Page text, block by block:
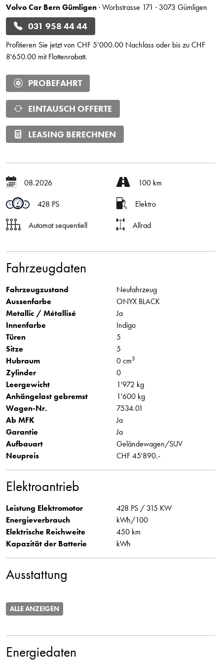
Volvo Car Bern Gümligen· Worbstrasse 171 · 3073 Gümligen
031 958 44 44
Profitieren Sie jetzt von CHF 5’000.00 Nachlass oder bis zu CHF
8'650.00 mit Flottenrabatt.
PROBEFAHRT
EINTAUSCH OFFERTE
LEASING BERECHNEN
08.2026 100 km
428 PS Elektro
Automat sequentiell Allrad
Fahrzeugdaten
Fahrzeugzustand
Neufahrzeug
Aussenfarbe
ONYX BLACK
Metallic / Métallisé
Ja
Innenfarbe
Indigo
Türen
5
Sitze
5
Hubraum
0 cm3
Zylinder
0
Leergewicht
1'972 kg
Anhängelast gebremst
1'600 kg
Wagen-Nr.
7534.01
Ab MFK
Ja
Garantie
Ja
Aufbauart
Geländewagen/SUV
Neupreis
CHF 45'890.-
Elektroantrieb
Leistung Elektromotor
428 PS / 315 KW
Energieverbrauch
kWh/100
Elektrische Reichweite
450 km
Kapazität der Batterie
kWh
Ausstattung
ALLE ANZEIGEN
Energiedaten